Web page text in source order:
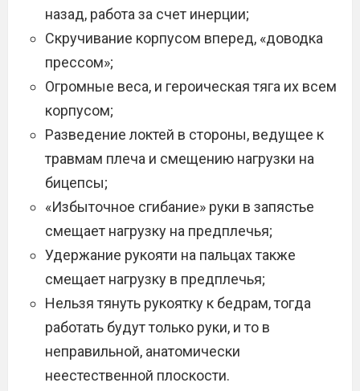
назад, работа за счет инерции;
Скручивание корпусом вперед, «доводка
прессом»;
Огромные веса, и героическая тяга их всем
корпусом;
Разведение локтей в стороны, ведущее к
травмам плеча и смещению нагрузки на
бицепсы;
«Избыточное сгибание» руки в запястье
смещает нагрузку на предплечья;
Удержание рукояти на пальцах также
смещает нагрузку в предплечья;
Нельзя тянуть рукоятку к бедрам, тогда
работать будут только руки, и то в
неправильной, анатомически
неестественной плоскости.